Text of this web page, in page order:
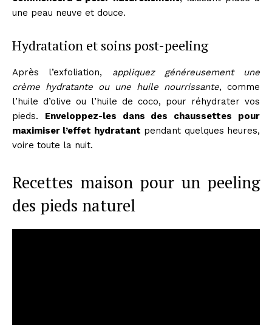
une peau neuve et douce.
Hydratation et soins post-peeling
Après l’exfoliation, appliquez généreusement une
crème hydratante ou une huile nourrissante, comme
l’huile d’olive ou l’huile de coco, pour réhydrater vos
pieds. Enveloppez-les dans des chaussettes pour
maximiser l’effet hydratant pendant quelques heures,
voire toute la nuit.
Recettes maison pour un peeling
des pieds naturel